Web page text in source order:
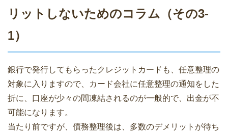
リットしないためのコラム（その3-
1）
銀行で発行してもらったクレジットカードも、任意整理の
対象に入りますので、カード会社に任意整理の通知をした
折に、口座が少々の間凍結されるのが一般的で、出金が不
可能になります。
当たり前ですが、債務整理後は、多数のデメリットが待ち